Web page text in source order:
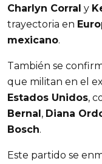
Charlyn Corral y
trayectoria en
mexicano.
También se
que militan en el
Estados Unidos,
Bernal, Diana
Bosch.
Este partido se